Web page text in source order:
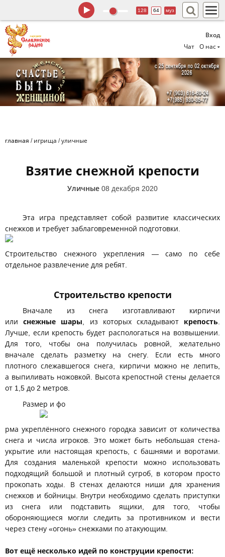
Вход
Чат
О нас
128 64 муз
главная / игрища /уличные
Взятие снежной крепости
Уличные 08 декабря 2020
Эта игра представляет собой развитие классических
снежков и требует заблаговременной подготовки.
Строительство снежного укрепления — само по себе
отдельное развлечение для ребят.
Строительство крепости
Вначале из снега изготавливают кирпичи
илиснежные шары , из которых складывают крепость
Лучше, если крепость будет распологаться на возвышении.
Для того, чтобы она получилась ровной, желательно
вначале сделать разметку на снегу. Если есть много
плотного слежавшегося снега, кирпичи можно не лепить,
а выпиливать ножовкой. Высота крепостной стены делается
от 1,5 до 2 метров.
Размер и фо
рма укреплённого снежного городка зависит от количества
снега и числа игроков. Это может быть небольшая стена-
укрытие или настоящая крепость, с башнями и воротами.
Для создания маленькой крепости можно использовать
подходящий большой и плотный сугроб, в котором просто
прокопать ходы. В стенах делаются ниши для хранения
снежков и бойницы. Внутри необходимо сделать приступки
из снега или подставить ящики, для того, чтобы
обороняющиеся могли следить за противником и вести
через стену «огонь» снежками по атакующим.
Вот ещё несколько идей по конструции крепости: